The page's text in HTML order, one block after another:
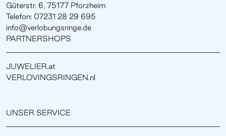
Güterstr. 6, 75177 Pforzheim
Telefon: 07231 28 29 695
info@verlobungsringe.de
PARTNERSHOPS
JUWELIER.at
VERLOVINGSRINGEN.nl
UNSER SERVICE